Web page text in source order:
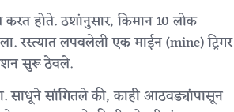
होते. ठशांनुसार, किमान 10 लोक
रस्त्यात लपवलेली एक माईन (mine) ट्रिगर
सुरू ठेवले.
साधूने सांगितले की, काही आठवड्यांपासून